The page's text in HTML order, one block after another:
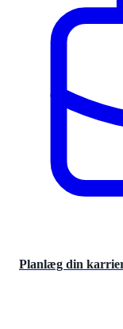
Planlæg din